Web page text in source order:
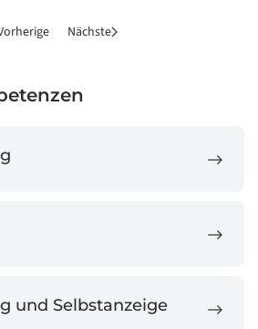
Nächste
und Selbstanzeige